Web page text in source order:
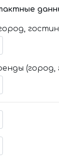
(город,